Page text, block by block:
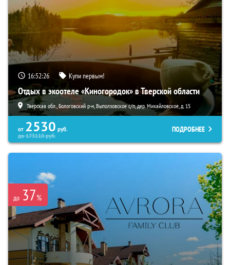
16:52:25 Купи первым!
Отдых в экоотеле «Киногородок» в Тверской области
Тверская обл., Бологовский р-н, Выползовское с/п, дер. Михайловское, д. 15
от 2530 руб.
до173110руб.
ПОДРОБНЕЕ
до 37%